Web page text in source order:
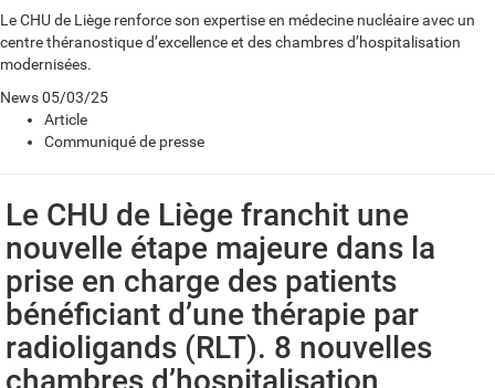
Le CHU de Liège renforce son expertise en médecine nucléaire avec un
centre théranostique d’excellence et des chambres d’hospitalisation
modernisées.
News05/03/25
Article
Communiqué de presse
Le CHU de Liège franchit une
nouvelle étape majeure dans la
prise en charge des patients
bénéficiant d’une thérapie par
radioligands (RLT). 8 nouvelles